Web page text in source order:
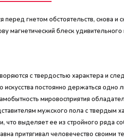
гнетом обстоятельств,
магнетический блеск
с твердостью характера и
искусства постоянно держаться
мировосприятия
мужского пола с твердым
выделяет ее из стройного ряда
притягивал человечество